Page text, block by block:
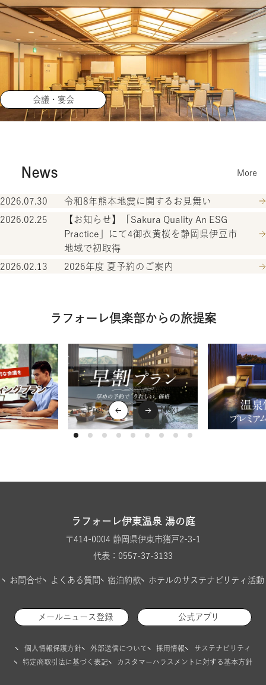
会議・宴会
News More
2026.07.30
令和8年熊本地震に関するお見舞い
2026.02.25
【お知らせ】「Sakura Quality An ESG
Practice」にて4御衣黄桜を静岡県伊豆市
地域で初取得
2026.02.13
2026年度 夏予約のご案内
ラフォーレ倶楽部からの旅提案
ラフォーレ伊東温泉 湯の庭
〒414-0004 静岡県伊東市猪戸2-3-1
代表：0557-37-3133
お問合せ よくある質問 宿泊約款 ホテルのサステナビリティ活動
メールニュース登録 公式アプリ
個人情報保護方針 外部送信について 採用情報
サステナビリティ
特定商取引法に基づく表記
カスタマーハラスメントに対する基本方針